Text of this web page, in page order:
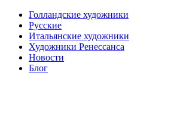
Голландские художники
Русские
Итальянские художники
Художники Ренессанса
Новости
Блог